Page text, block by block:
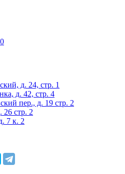
0
д. 24, стр. 1
д. 42, стр. 4
пер., д. 19 стр. 2
стр. 2
7 к. 2